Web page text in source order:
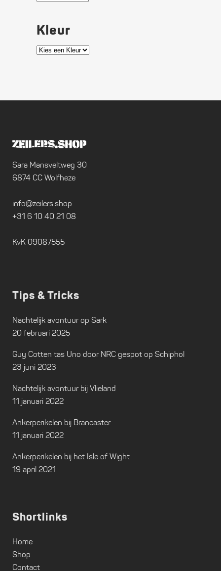
Kleur
Sara Mansveltweg 30
6874 CC Wolfheze
info@zeilers.shop
+31 6 10 40 21 08
KvK 09087555
Tips & Tricks
Nachtelijk avontuur op Sark
20 februari 2025
Guy Cotten tas Uno door NRC gespot op Schiphol
23 juni 2023
Nachtelijk avontuur bij Vlieland
11 januari 2022
Ankerperikelen bij Brancaster
11 januari 2022
Ankerperikelen bij het Isle of Wight
19 april 2021
Shortlinks
Home
Shop
Contact